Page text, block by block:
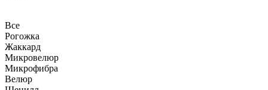
Все
Рогожка
Жаккард
Микровелюр
Микрофибра
Велюр